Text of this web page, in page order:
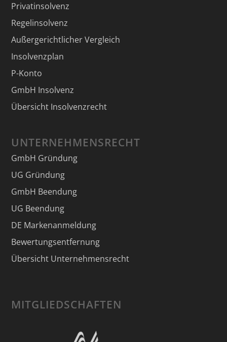
Privatinsolvenz
Regelinsolvenz
Außergerichtlicher Vergleich
Insolvenzplan
P-Konto
GmbH Insolvenz
Übersicht Insolvenzrecht
UNTERNEHMENSRECHT
GmbH Gründung
UG Gründung
GmbH Beendung
UG Beendung
DE Markenanmeldung
Bewertungsentfernung
Übersicht Unternehmensrecht
MITGLIEDSCHAFTEN